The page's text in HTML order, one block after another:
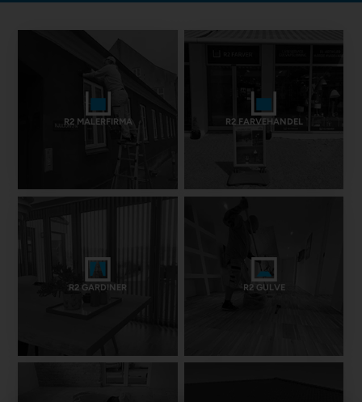
R2 MALERFIRMA R2 FARVEHANDEL
R2 GARDINER R2 GULVE